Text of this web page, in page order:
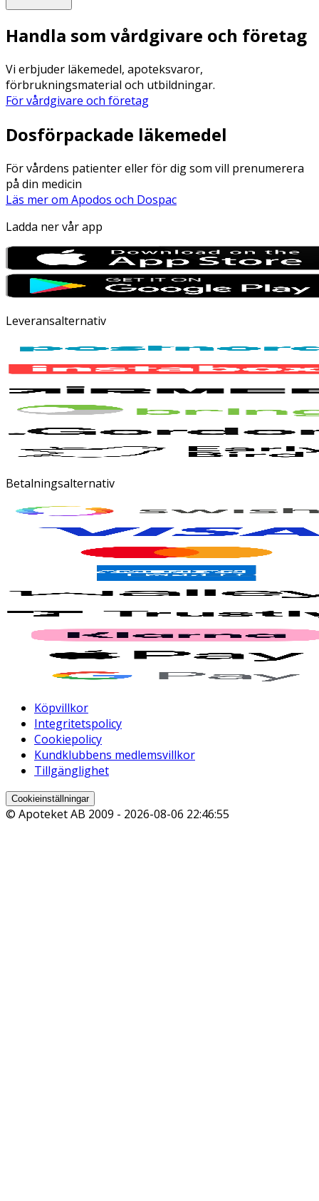
Handla som vårdgivare och företag
Vi erbjuder läkemedel, apoteksvaror,
förbrukningsmaterial och utbildningar.
För vårdgivare och företag
Dosförpackade läkemedel
För vårdens patienter eller för dig som vill prenumerera
på din medicin
Läs mer om Apodos och Dospac
Ladda ner vår app
Leveransalternativ
Betalningsalternativ
Köpvillkor
Integritetspolicy
Cookiepolicy
Kundklubbens medlemsvillkor
Tillgänglighet
Cookieinställningar
© Apoteket AB 2009 - 2026-08-06 22:46:55